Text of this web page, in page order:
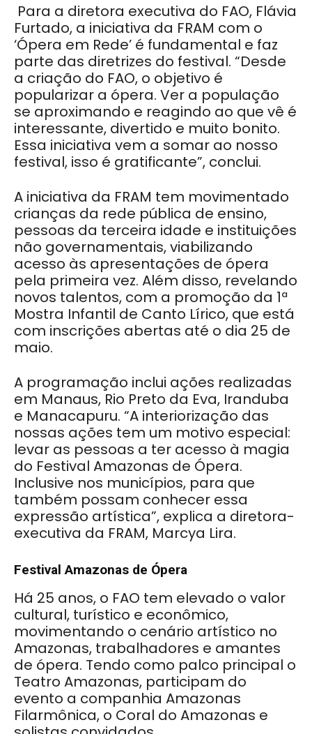
Para a diretora executiva do FAO, Flávia
Furtado, a iniciativa da FRAM com o
‘Ópera em Rede’ é fundamental e faz
parte das diretrizes do festival. “Desde
a criação do FAO, o objetivo é
popularizar a ópera. Ver a população
se aproximando e reagindo ao que vê é
interessante, divertido e muito bonito.
Essa iniciativa vem a somar ao nosso
festival, isso é gratificante”, conclui.
A iniciativa da FRAM tem movimentado
crianças da rede pública de ensino,
pessoas da terceira idade e instituições
não governamentais, viabilizando
acesso às apresentações de ópera
pela primeira vez. Além disso, revelando
novos talentos, com a promoção da 1ª
Mostra Infantil de Canto Lírico, que está
com inscrições abertas até o dia 25 de
maio.
A programação inclui ações realizadas
em Manaus, Rio Preto da Eva, Iranduba
e Manacapuru. “A interiorização das
nossas ações tem um motivo especial:
levar as pessoas a ter acesso à magia
do Festival Amazonas de Ópera.
Inclusive nos municípios, para que
também possam conhecer essa
expressão artística”, explica a diretora-
executiva da FRAM, Marcya Lira.
Festival Amazonas de Ópera
Há 25 anos, o FAO tem elevado o valor
cultural, turístico e econômico,
movimentando o cenário artístico no
Amazonas, trabalhadores e amantes
de ópera. Tendo como palco principal o
Teatro Amazonas, participam do
evento a companhia Amazonas
Filarmônica, o Coral do Amazonas e